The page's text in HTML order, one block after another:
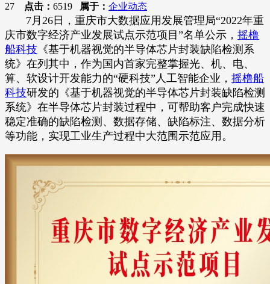
27
点击： 6519 属于： 企业动态
7月26日，重庆市大数据应用发展管理局“2022年重
庆市数字经济产业发展试点示范项目”名单公示， 摇橹
船科技 《基于机器视觉的半导体芯片封装缺陷检测系
统》在列其中，作为国内首家完整掌握光、机、电、
算、软设计开发能力的“硬科技”人工智能企业， 摇橹船
科技研发的《基于机器视觉的半导体芯片封装缺陷检测
系统》在半导体芯片封装过程中，可帮助客户完成快速
稳定准确的缺陷检测、数据存储、缺陷标注、数据分析
等功能，实现工业生产过程中大范围示范应用。